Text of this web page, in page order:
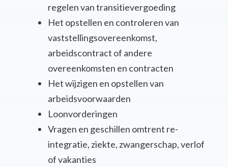
regelen van transitievergoeding
Het opstellen en controleren van
vaststellingsovereenkomst,
arbeidscontract of andere
overeenkomsten en contracten
Het wijzigen en opstellen van
arbeidsvoorwaarden
Loonvorderingen
Vragen en geschillen omtrent re-
integratie, ziekte, zwangerschap, verlof
of vakanties